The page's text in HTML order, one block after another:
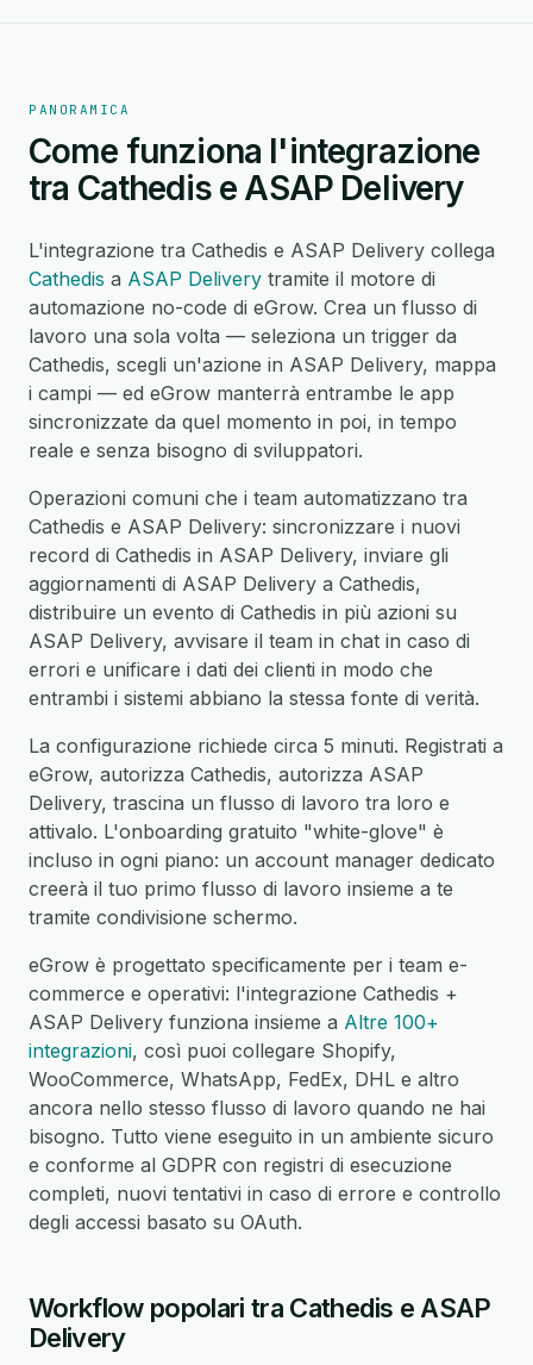
PANORAMICA
Come funziona l'integrazione
tra Cathedis e ASAP Delivery
L'integrazione tra Cathedis e ASAP Delivery collega
Cathedis a ASAP Delivery tramite il motore di
automazione no-code di eGrow. Crea un flusso di
lavoro una sola volta — seleziona un trigger da
Cathedis, scegli un'azione in ASAP Delivery, mappa
i campi — ed eGrow manterrà entrambe le app
sincronizzate da quel momento in poi, in tempo
reale e senza bisogno di sviluppatori.
Operazioni comuni che i team automatizzano tra
Cathedis e ASAP Delivery: sincronizzare i nuovi
record di Cathedis in ASAP Delivery, inviare gli
aggiornamenti di ASAP Delivery a Cathedis,
distribuire un evento di Cathedis in più azioni su
ASAP Delivery, avvisare il team in chat in caso di
errori e unificare i dati dei clienti in modo che
entrambi i sistemi abbiano la stessa fonte di verità.
La configurazione richiede circa 5 minuti. Registrati a
eGrow, autorizza Cathedis, autorizza ASAP
Delivery, trascina un flusso di lavoro tra loro e
attivalo. L'onboarding gratuito "white-glove" è
incluso in ogni piano: un account manager dedicato
creerà il tuo primo flusso di lavoro insieme a te
tramite condivisione schermo.
eGrow è progettato specificamente per i team e-
commerce e operativi: l'integrazione Cathedis +
ASAP Delivery funziona insieme a Altre 100+
integrazioni, così puoi collegare Shopify,
WooCommerce, WhatsApp, FedEx, DHL e altro
ancora nello stesso flusso di lavoro quando ne hai
bisogno. Tutto viene eseguito in un ambiente sicuro
e conforme al GDPR con registri di esecuzione
completi, nuovi tentativi in caso di errore e controllo
degli accessi basato su OAuth.
Workflow popolari tra Cathedis e ASAP
Delivery